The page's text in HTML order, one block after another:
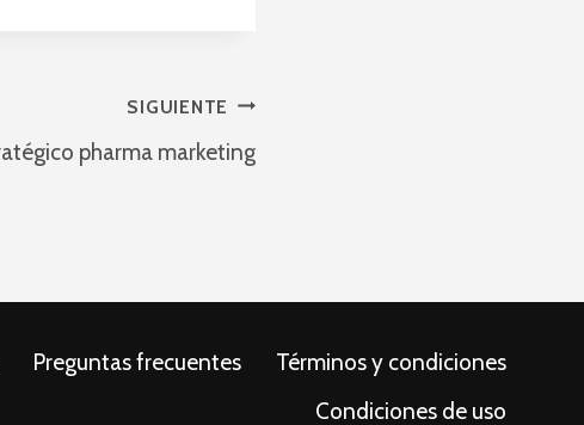
SIGUIENTE
pharma marketing
Preguntas frecuentes
Términos y condiciones
Condiciones de uso